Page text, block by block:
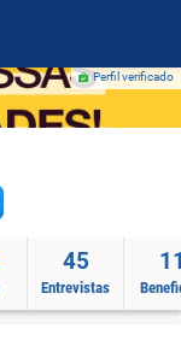
Perfil verificado
45
Entrevistas